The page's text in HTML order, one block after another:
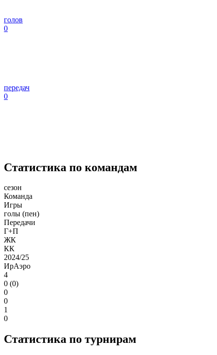
голов
0
передач
0
Статистика по командам
сезон
Команда
Игры
голы (пен)
Передачи
Г+П
ЖК
КК
2024/25
ИрАэро
4
0 (0)
0
0
1
0
Статистика по турнирам